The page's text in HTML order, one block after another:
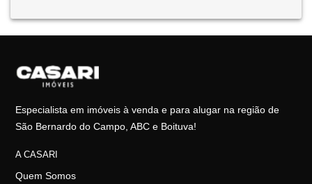
Especialista em imóveis à venda e para alugar na região de
São Bernardo do Campo, ABC e Boituva!
A CASARI
Quem Somos